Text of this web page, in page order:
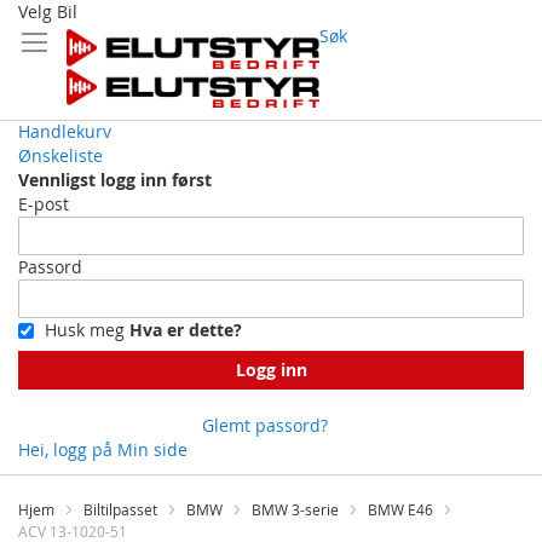
Velg Bil
Søk
Handlekurv
Ønskeliste
Vennligst logg inn først
E-post
Passord
Husk meg Hva er dette?
Logg inn
Glemt passord?
Hei, logg på Min side
Skip
Content
Hjem Biltilpasset BMW BMW 3-serie
BMW E46
ACV 13-1020-51